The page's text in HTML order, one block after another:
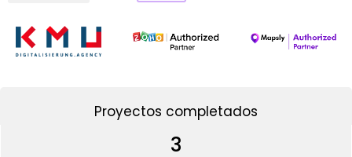
Proyectos completados
3